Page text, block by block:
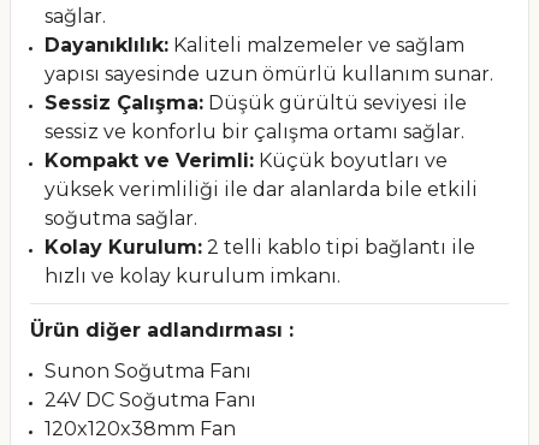
sağlar.
Dayanıklılık: Kaliteli malzemeler ve sağlam
yapısı sayesinde uzun ömürlü kullanım sunar.
Sessiz Çalışma: Düşük gürültü seviyesi ile
sessiz ve konforlu bir çalışma ortamı sağlar.
Kompakt ve Verimli: Küçük boyutları ve
yüksek verimliliği ile dar alanlarda bile etkili
soğutma sağlar.
Kolay Kurulum: 2 telli kablo tipi bağlantı ile
hızlı ve kolay kurulum imkanı.
Ürün diğer adlandırması :
Sunon Soğutma Fanı
24V DC Soğutma Fanı
120x120x38mm Fan